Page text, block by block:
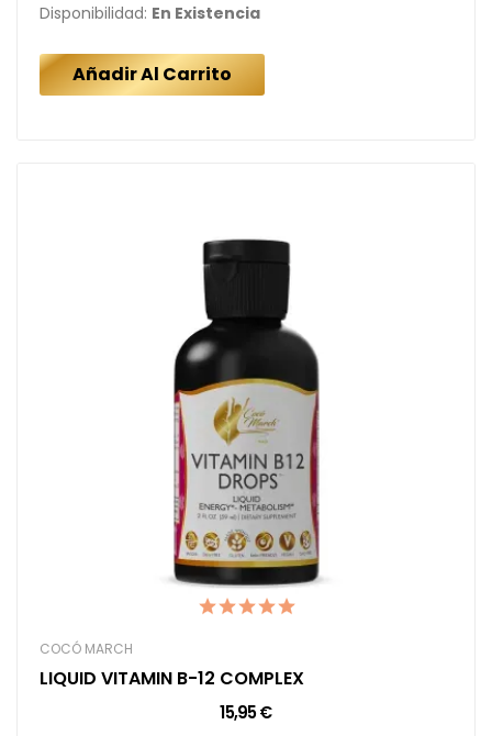
Disponibilidad: En Existencia
Añadir Al Carrito
COCÓ MARCH
LIQUID VITAMIN B-12 COMPLEX
15,95 €